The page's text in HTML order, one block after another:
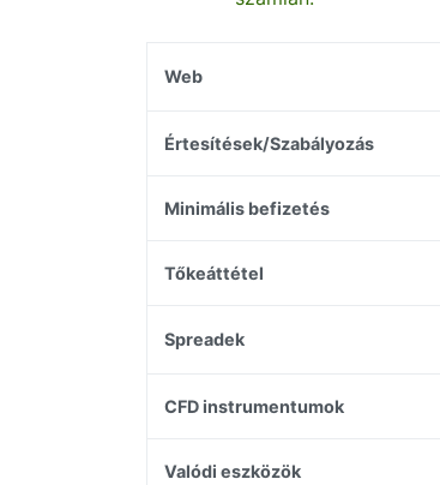
Web
Értesítések/Szabályozás
Minimális befizetés
Tőkeáttétel
Spreadek
CFD instrumentumok
Valódi eszközök